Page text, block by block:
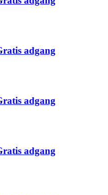
adgang
adgang
adgang